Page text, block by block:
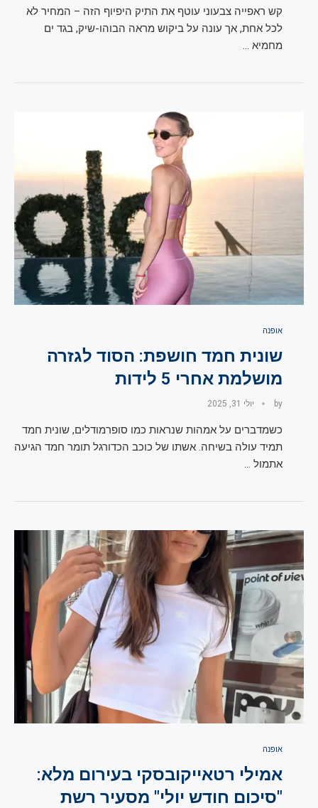
קש ראפייה צבעוני עוטף את התיק היפיוף הזה – המחיר לא
לכל אחת, אך עונה על ביקוש מראה הבוהו-שיק, בגד ים
מחמיא …
אופנה
שונית חמד חושפת: הסוד לגזרה
מושלמת אחרי 5 לידות
by יולי 31, 2025
כשמדברים על אמהות שנראות כמו סופרמודלים, שונית חמד
תמיד עולה בשיחה. אשתו של כוכב הכדורגל תומר חמד הגיעה
אתמול …
אופנה
אמילי רטאייקובסקי בעירום מלא:
"סיכום חודש יולי" מסעיר רשת